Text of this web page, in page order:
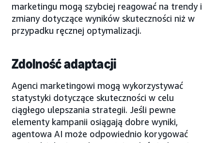
marketingu mogą szybciej reagować na trendy i
zmiany dotyczące wyników skuteczności niż w
przypadku ręcznej optymalizacji.
Zdolność adaptacji
Agenci marketingowi mogą wykorzystywać
statystyki dotyczące skuteczności w celu
ciągłego ulepszania strategii. Jeśli pewne
elementy kampanii osiągają dobre wyniki,
agentowa AI może odpowiednio korygować